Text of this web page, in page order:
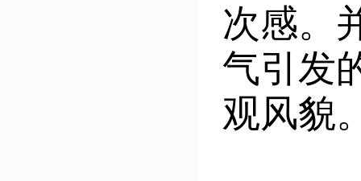
次感。
气引发
观风貌